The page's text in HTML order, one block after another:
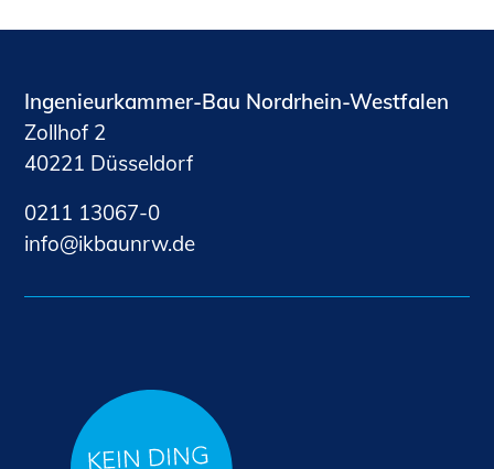
Ingenieurkammer-Bau Nordrhein-Westfalen
Zollhof 2
40221 Düsseldorf
0211 13067-0
nf
kb nrwd